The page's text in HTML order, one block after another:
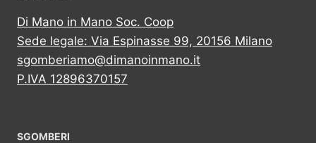
Di Mano in Mano Soc. Coop
Sede legale: Via Espinasse 99, 20156 Milano
sgomberiamo@dimanoinmano.it
P.IVA 12896370157
SGOMBERI